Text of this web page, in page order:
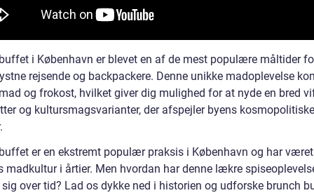
i København er blevet en af de mest populære måltider
rejsende og backpackere. Denne unikke madoplevelse
og frokost, hvilket giver dig mulighed for at nyde en bred
og kultursmagsvarianter, der afspejler byens kosmopolitiske
er en ekstremt populær praksis i København og har
madkultur i årtier. Men hvordan har denne lækre
over tid? Lad os dykke ned i historien og udforske brunch